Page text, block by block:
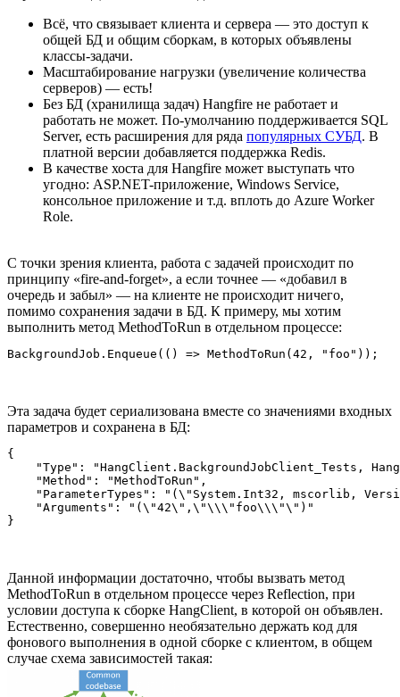
Всё, что связывает клиента и сервера — это доступ к
общей БД и общим сборкам, в которых объявлены
классы-задачи.
Масштабирование нагрузки (увеличение количества
серверов) — есть!
Без БД (хранилища задач) Hangfire не работает и
работать не может. По-умолчанию поддерживается SQL
Server, есть расширения для ряда популярных СУБД. В
платной версии добавляется поддержка Redis.
В качестве хоста для Hangfire может выступать что
угодно: ASP.NET-приложение, Windows Service,
консольное приложение и т.д. вплоть до Azure Worker
Role.
С точки зрения клиента, работа с задачей происходит по
принципу «fire-and-forget», а если точнее — «добавил в
очередь и забыл» — на клиенте не происходит ничего,
помимо сохранения задачи в БД. К примеру, мы хотим
выполнить метод MethodToRun в отдельном процессе:
BackgroundJob.Enqueue(() => MethodToRun(42, "foo"));
Эта задача будет сериализована вместе со значениями входных
параметров и сохранена в БД:
{
"Type": "HangClient.BackgroundJobClient_Tests,
    "Method": "MethodToRun",
"ParameterTypes": "(\"System.Int32, mscorlib,
    "Arguments": "(\"42\",\"\\\"foo\\\"\")"
}
Данной информации достаточно, чтобы вызвать метод
MethodToRun в отдельном процессе через Reflection, при
условии доступа к сборке HangClient, в которой он объявлен.
Естественно, совершенно необязательно держать код для
фонового выполнения в одной сборке с клиентом, в общем
случае схема зависимостей такая: